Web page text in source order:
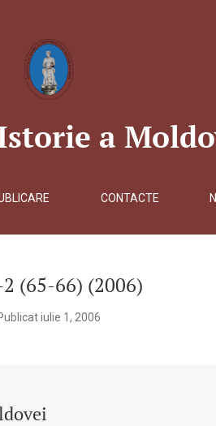
a
CONTACTE
(65-66) (2006)
iulie 1, 2006